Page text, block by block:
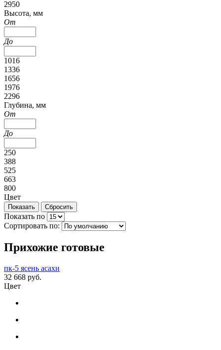
2950
Высота, мм
От
До
1016
1336
1656
1976
2296
Глубина, мм
От
До
250
388
525
663
800
Цвет
Показать по
Сортировать по:
Прихожие готовые
пк-5 ясень асахи
32 668 руб.
Цвет